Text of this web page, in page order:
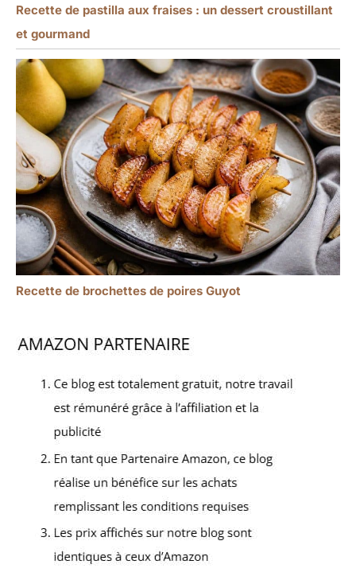
Recette de pastilla aux fraises : un dessert croustillant
et gourmand
Recette de brochettes de poires Guyot